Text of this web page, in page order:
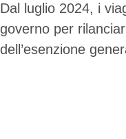
Dal luglio 2024, i
governo per
dell’esenzione